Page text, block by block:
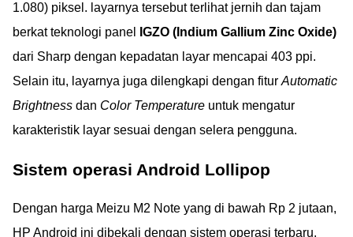
1.080) piksel. layarnya tersebut terlihat jernih dan tajam
berkat teknologi panel
IGZO (Indium Gallium Zinc Oxide)
dari Sharp dengan kepadatan layar mencapai 403 ppi.
Selain itu, layarnya juga dilengkapi dengan fitur Automatic
Brightness dan Color Temperature untuk mengatur
karakteristik layar sesuai dengan selera pengguna.
Sistem operasi Android Lollipop
Dengan harga Meizu M2 Note yang di bawah Rp 2 jutaan,
HP Android ini dibekali dengan sistem operasi terbaru,